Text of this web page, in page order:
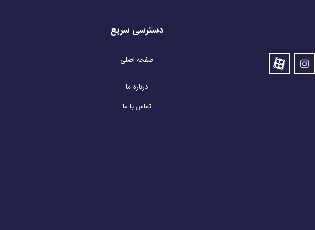
دسترسی سریع
صفحه اصلی
درباره ما
تماس با ما